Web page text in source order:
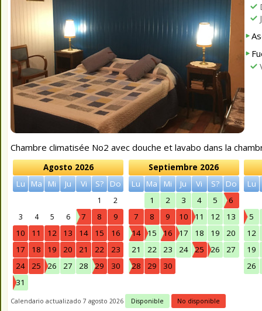
Chambre climatisée No2 avec douche et lavabo dans la
Agosto 2026
Lu Ma Mi Ju Vi S? Do
1
2
3
4 5 6 7 8
9
10
11 12 13 14 15
16
17
18 19 20 21 22
23
24
25 26 27 28 29
30
31
Septiembre 2026
Lu
Ma Mi Ju Vi S?
Do
1
2 3 4 5
6
7
8 9 10 11 12
13
14
15 16 17 18 19
20
21
22 23 24 25 26
27
28
29 30
Lu
5
12
19
26
Calendario actualizado 7 agosto 2026 Disponible No disponible